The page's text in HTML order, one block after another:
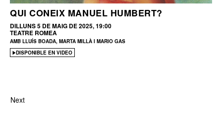
QUI CONEIX MANUEL HUMBERT?
DILLUNS 5 DE MAIG DE 2025, 19:00
TEATRE ROMEA
AMB LLUÍS BOADA, MARTA MILLÀ I MARIO GAS
DISPONIBLE EN VIDEO
Next